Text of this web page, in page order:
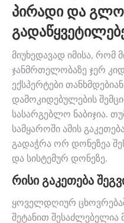
ᲞᲘᲠᲐᲓᲘ ᲓᲐ
მიუხედავად იმისა, რომ
ჯანმრთელობაზე ჯერ
ექსპერტები
დამოკიდებულების
სასარგებლო ნაბიჯია.
სამყაროში ამის
გადაჭრა ორ დონეზეა
და სისტემურ დონეზე.
ᲠᲘᲡᲘ ᲒᲐᲙᲔᲗᲔᲑᲐ
ყოველდღიურ
შეტანით შესაძლებელია